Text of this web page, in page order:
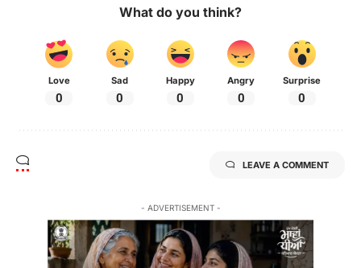
What do you think?
Love
0
Sad
0
Happy
0
Angry
0
Surprise
0
LEAVE A COMMENT
- ADVERTISEMENT -